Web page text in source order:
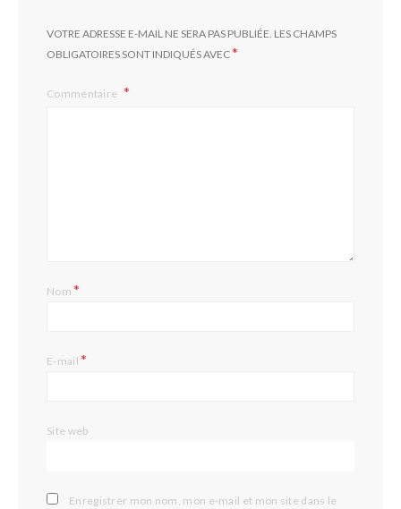
VOTRE ADRESSE E-MAIL NE SERA PAS PUBLIÉE. LES CHAMPS
OBLIGATOIRES SONT INDIQUÉS AVEC*
Commentaire
Nom*
E-mail*
Site web
Enregistrer mon nom, mon e-mail et mon site dans le